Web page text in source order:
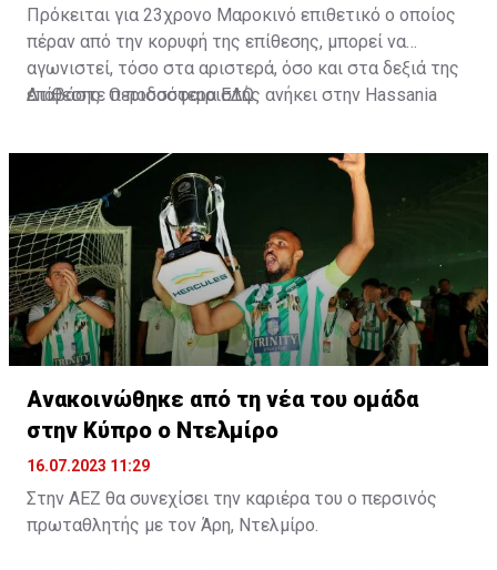
Πρόκειται για 23χρονο Μαροκινό επιθετικό ο οποίος
πέραν από την κορυφή της επίθεσης, μπορεί να
αγωνιστεί, τόσο στα αριστερά, όσο και στα δεξιά της
επίθεσης. Ο ποδοσφαιριστής ανήκει στην Hassania
Διαβάστε περισσότεραΕΔΩ.
Ανακοινώθηκε από τη νέα του ομάδα
στην Κύπρο ο Ντελμίρο
16.07.2023 11:29
Στην ΑΕΖ θα συνεχίσει την καριέρα του ο περσινός
πρωταθλητής με τον Άρη, Ντελμίρο.